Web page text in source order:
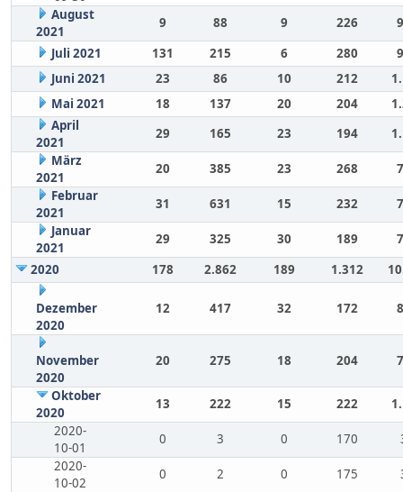
August
2021
9 88 9 226
Juli 2021
131 215 6 280
Juni 2021
23 86 10 212
Mai 2021
18 137 20 204
April
2021
29 165 23 194
März
2021
20 385 23 268
Februar
2021
31 631 15 232
Januar
2021
29 325 30 189
2020
178 2.862 189 1.312
Dezember
2020
12 417 32 172
November
2020
20 275 18 204
Oktober
2020
13 222 15 222
2020-
10-01
0 3 0 170
2020-
10-02
0 2 0 175